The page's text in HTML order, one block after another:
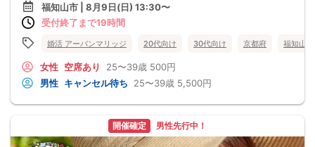
福知山市 | 8月9日(日) 13:30〜
受付終了まで19時間
婚活 アーバンマリッジ 20代向け 30代向け 京都府 福知山市
女性 空席あり 25〜39歳 500円
男性 キャンセル待ち 25〜39歳 5,500円
開催確定 男性先行中！